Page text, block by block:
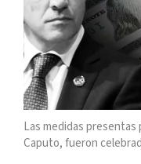
Las medidas presentas
Caputo, fueron